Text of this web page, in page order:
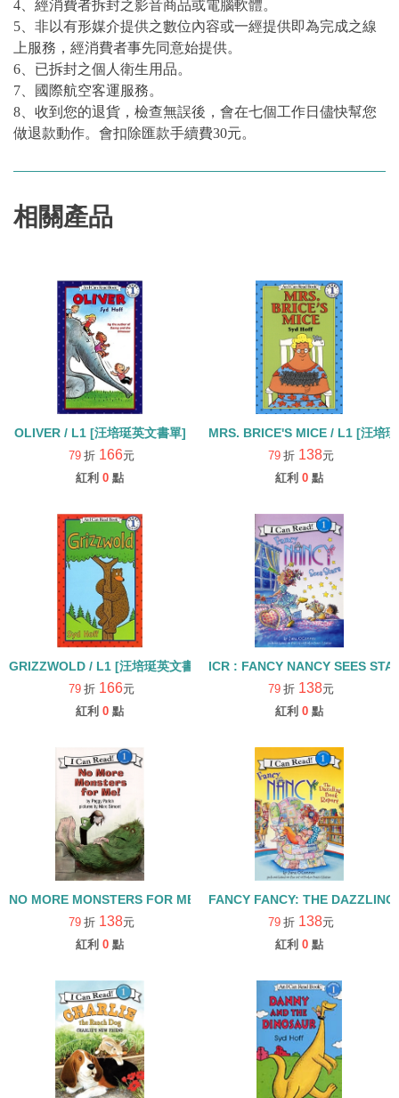
4、經消費者拆封之影音商品或電腦軟體。
5、非以有形媒介提供之數位內容或一經提供即為完成之線
上服務，經消費者事先同意始提供。
6、已拆封之個人衛生用品。
7、國際航空客運服務。
8、收到您的退貨，檢查無誤後，會在七個工作日儘快幫您
做退款動作。會扣除匯款手續費30元。
相關產品
OLIVER / L1 [汪培珽英文書單]
79 折 166元
紅利 0 點
MRS. BRICE'S MICE / L1 [汪培
79 折 138元
紅利 0 點
GRIZZWOLD / L1 [汪培珽英文書單]
79 折 166元
紅利 0 點
ICR : FANCY NANCY SEES
79 折 138元
紅利 0 點
NO MORE MONSTERS FOR ME / L1 [汪培珽英文書單]
79 折 138元
紅利 0 點
FANCY FANCY: THE
79 折 138元
紅利 0 點